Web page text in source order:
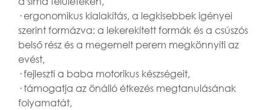
· ergonomikus kialakítás, a legkisebbek igényei
szerint formázva: a lekerekített formák és a csúszós
belső rész és a megemelt perem megkönnyíti az
evést,
· fejleszti a baba motorikus készségeit,
· támogatja az önálló étkezés megtanulásának
folyamatát,